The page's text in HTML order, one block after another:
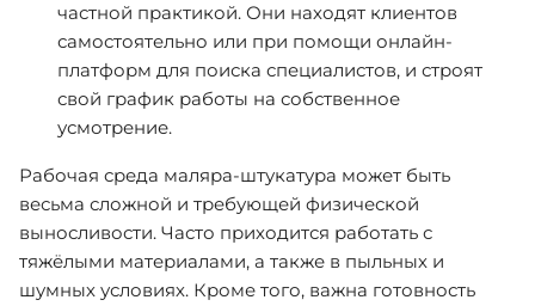
частной практикой. Они находят клиентов
самостоятельно или при помощи онлайн-
платформ для поиска специалистов, и строят
свой график работы на собственное
усмотрение.
Рабочая среда маляра-штукатура может быть
весьма сложной и требующей физической
выносливости. Часто приходится работать с
тяжёлыми материалами, а также в пыльных и
шумных условиях. Кроме того, важна готовность